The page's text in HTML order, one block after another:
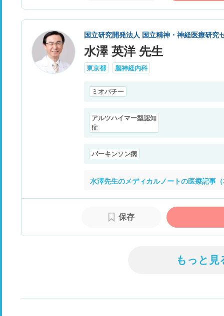
国立研究開発法人 国立精神・神経医療研究
水澤 英洋 先生
東京都 脳神経内科
ミオパチー
アルツハイマー型認知
症
パーキンソン病
水澤先生のメディカルノートの医療記事
保存
もっと見